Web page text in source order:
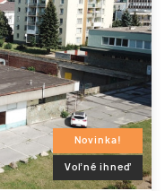
Novinka!
Voľné ihneď